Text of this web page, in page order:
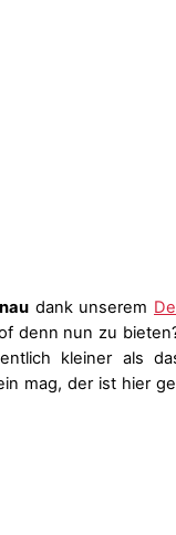
dank unserem
denn nun zu
kleiner als
mag, der ist hier